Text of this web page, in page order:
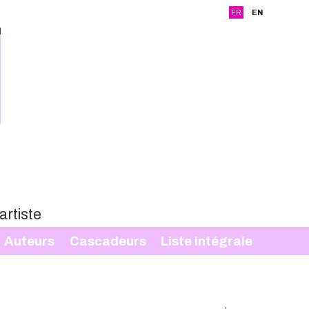
FR EN
Auteurs Cascadeurs Liste intégrale